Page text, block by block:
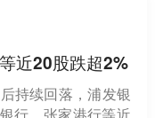
近20股跌超2%
持续回落，浦发银
行、张家港行等近